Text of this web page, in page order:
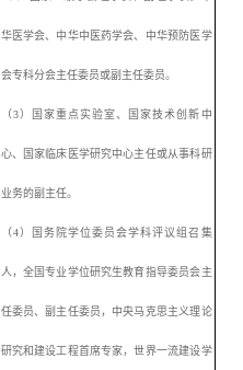
华医学会、中华中医药学会、中华预防医学
会专科分会主任委员或副主任委员。
（3）国家重点实验室、国家技术创新中
心、国家临床医学研究中心主任或从事科研
业务的副主任。
（4）国务院学位委员会学科评议组召集
人，全国专业学位研究生教育指导委员会主
任委员、副主任委员，中央马克思主义理论
研究和建设工程首席专家，世界一流建设学